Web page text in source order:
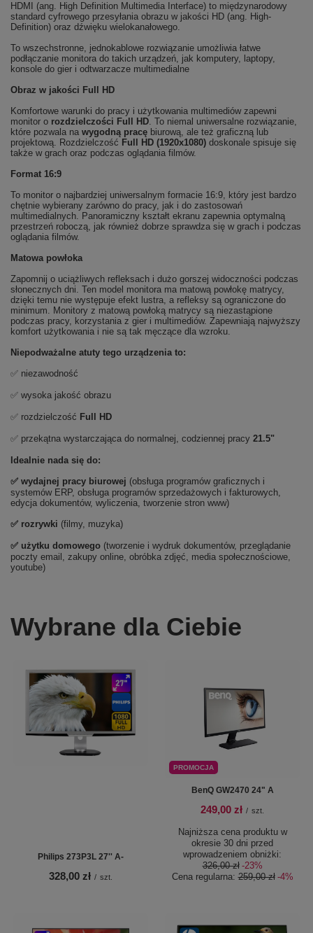
HDMI (ang. High Definition Multimedia Interface) to międzynarodowy
standard cyfrowego przesyłania obrazu w jakości HD (ang. High-
Definition) oraz dźwięku wielokanałowego.
To wszechstronne, jednokablowe rozwiązanie umożliwia łatwe
podłączanie monitora do takich urządzeń, jak komputery, laptopy,
konsole do gier i odtwarzacze multimedialne
Obraz w jakości Full HD
Komfortowe warunki do pracy i użytkowania multimediów zapewni
monitor o rozdzielczości Full HD. To niemal uniwersalne rozwiązanie,
które pozwala na wygodną pracę biurową, ale też graficzną lub
projektową. Rozdzielczość Full HD (1920x1080) doskonale spisuje się
także w grach oraz podczas oglądania filmów.
Format 16:9
To monitor o najbardziej uniwersalnym formacie 16:9, który jest bardzo
chętnie wybierany zarówno do pracy, jak i do zastosowań
multimedialnych. Panoramiczny kształt ekranu zapewnia optymalną
przestrzeń roboczą, jak również dobrze sprawdza się w grach i podczas
oglądania filmów.
Matowa powłoka
Zapomnij o uciążliwych refleksach i dużo gorszej widoczności podczas
słonecznych dni. Ten model monitora ma matową powłokę matrycy,
dzięki temu nie występuje efekt lustra, a refleksy są ograniczone do
minimum. Monitory z matową powłoką matrycy są niezastąpione
podczas pracy, korzystania z gier i multimediów. Zapewniają najwyższy
komfort użytkowania i nie są tak męczące dla wzroku.
Niepodważalne atuty tego urządzenia to:
✅ niezawodność
✅ wysoka jakość obrazu
✅ rozdzielczość Full HD
✅ przekątna wystarczająca do normalnej, codziennej pracy 21.5"
Idealnie nada się do:
✅ wydajnej pracy biurowej (obsługa programów graficznych i
systemów ERP, obsługa programów sprzedażowych i fakturowych,
edycja dokumentów, wyliczenia, tworzenie stron www)
✅ rozrywki (filmy, muzyka)
✅ użytku domowego (tworzenie i wydruk dokumentów, przeglądanie
poczty email, zakupy online, obróbka zdjęć, media społecznościowe,
youtube)
Wybrane dla Ciebie
Philips 273P3L 27'' A-
328,00 zł / szt.
PROMOCJA
BenQ GW2470 24" A
249,00 zł / szt.
Najniższa cena produktu w
okresie 30 dni przed
wprowadzeniem obniżki:
326,00 zł -23%
Cena regularna:259,00 zł -4%